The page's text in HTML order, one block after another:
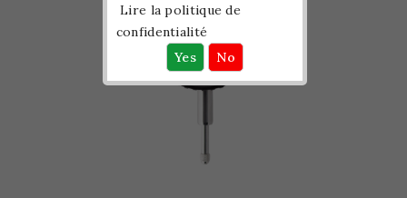
Lire la politique de
confidentialité